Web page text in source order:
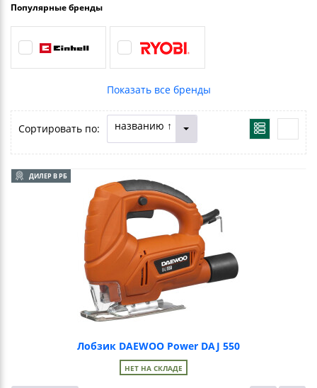
Популярные бренды
Сортировать по: названию ↑
ДИЛЕР В РБ
Лобзик DAEWOO Power DAJ 550
НЕТ НА СКЛАДЕ